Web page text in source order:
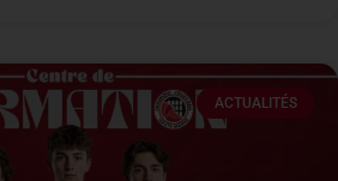
ACTUALITÉS